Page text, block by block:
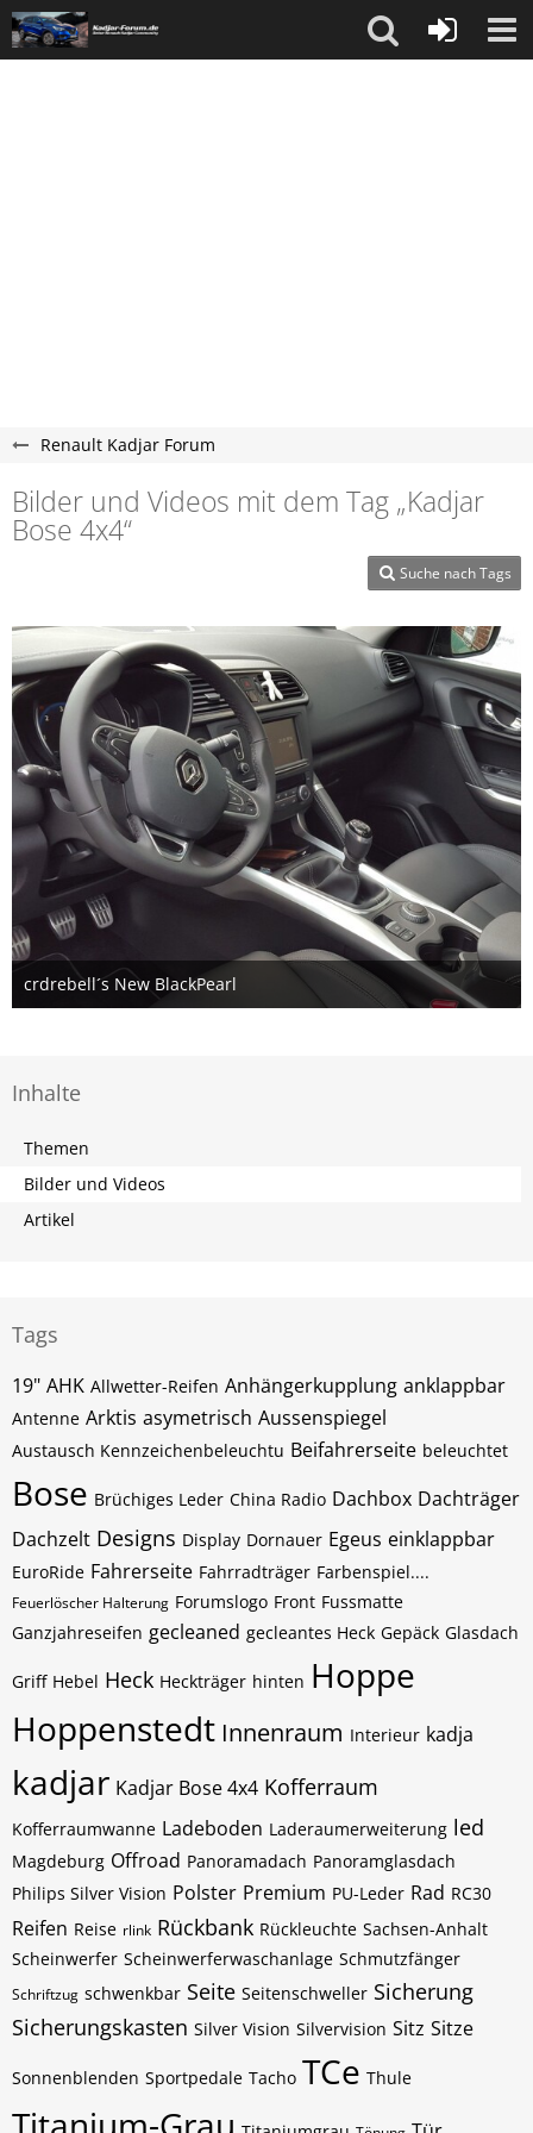
Renault Kadjar Forum
Bilder und Videos mit dem Tag „Kadjar
Bose 4x4“
Suche nach Tags
crdrebell´s New BlackPearl
24. Mai 2016
Inhalte
Themen
Bilder und Videos
Artikel
Tags
19" AHK Allwetter-Reifen Anhängerkupplung anklappbar
Antenne Arktis asymetrisch Aussenspiegel
Austausch Kennzeichenbeleuchtu Beifahrerseite beleuchtet
Bose Brüchiges Leder China Radio Dachbox Dachträger
Dachzelt Designs Display Dornauer Egeus einklappbar
EuroRide Fahrerseite Fahrradträger Farbenspiel....
Feuerlöscher Halterung Forumslogo Front Fussmatte
Ganzjahreseifen gecleaned gecleantes Heck Gepäck Glasdach
Griff Hebel Heck Heckträger hinten Hoppe
Hoppenstedt Innenraum Interieur kadja
kadjar Kadjar Bose 4x4 Kofferraum
Kofferraumwanne Ladeboden Laderaumerweiterung led
Magdeburg Offroad Panoramadach Panoramglasdach
Philips Silver Vision Polster Premium PU-Leder Rad RC30
Reifen Reise rlink Rückbank Rückleuchte Sachsen-Anhalt
Scheinwerfer Scheinwerferwaschanlage Schmutzfänger
Schriftzug schwenkbar Seite Seitenschweller Sicherung
Sicherungskasten Silver Vision Silvervision Sitz Sitze
Sonnenblenden Sportpedale Tacho TCe Thule